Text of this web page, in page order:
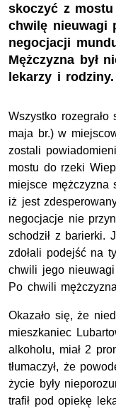
skoczyć z
chwilę nieuwagi
negocjacji
Mężczyzna był
lekarzy i rodziny.
Wszystko
maja br.) w
zostali
mostu do rzeki
miejsce mężczyzna
iż jest
negocjacje nie
schodził z barierki.
zdołali podejść na
chwili jego
Po chwili
Okazało się, że
mieszkaniec
alkoholu, miał 2
tłumaczył, że
życie były
trafił pod opiekę